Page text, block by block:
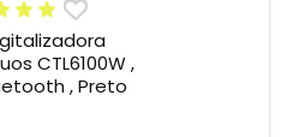
CTL6100W ,
, Preto